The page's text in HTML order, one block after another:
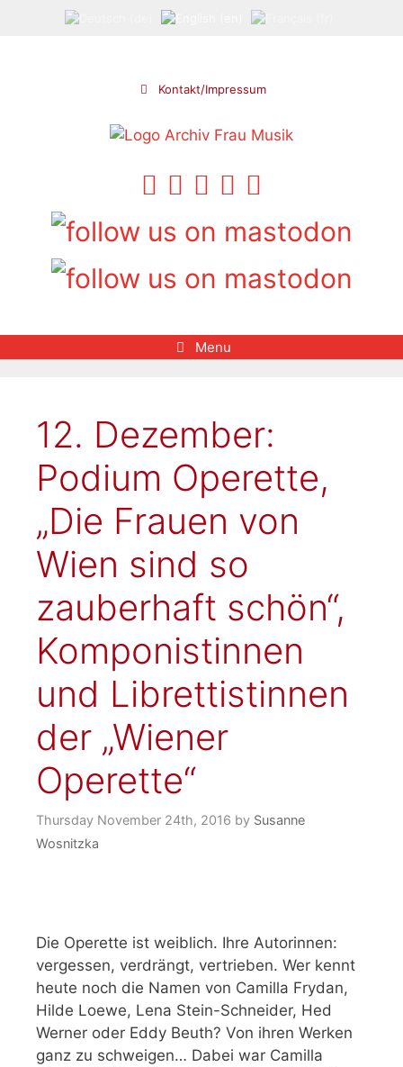
Kontakt/Impressum
Menu
12. Dezember:
Podium Operette,
„Die Frauen von
Wien sind so
zauberhaft schön“,
Komponistinnen
und Librettistinnen
der „Wiener
Operette“
Thursday November 24th, 2016 by Susanne
Wosnitzka
Die Operette ist weiblich. Ihre Autorinnen:
vergessen, verdrängt, vertrieben. Wer kennt
heute noch die Namen von Camilla Frydan,
Hilde Loewe, Lena Stein-Schneider, Hed
Werner oder Eddy Beuth? Von ihren Werken
ganz zu schweigen… Dabei war Camilla